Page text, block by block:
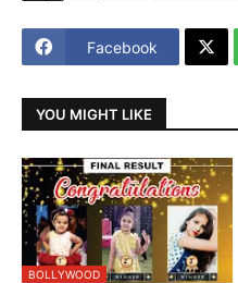
Facebook
YOU MIGHT LIKE
BOLLYWOOD